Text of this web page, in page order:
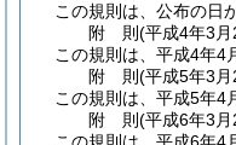
この規則は、公布の日
附 則(平成4年3月
この規則は、平成4年4
附 則(平成5年3月
この規則は、平成5年4
附 則(平成6年3月